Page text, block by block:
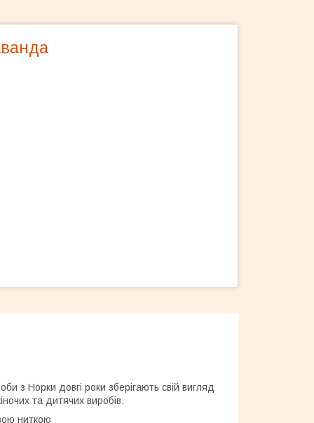
з Норки довгі роки зберігають свій вигляд
та дитячих виробів.
ниткою